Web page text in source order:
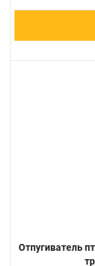
Отпугиватель